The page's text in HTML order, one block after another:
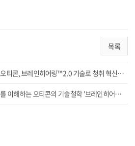
목록
[파이낸셜뉴스]오티콘, 브레인히어링™ 2.0 기술로 청취 혁신 실현
[한국경제]두뇌를 이해하는 오티콘의 기술철학 '브레인히어링™ 2.0'